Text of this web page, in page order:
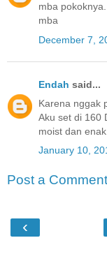
mba
mba
December 7,
Endah said...
Karena nggak
Aku set di 160
moist dan
January 10,
Post a Comment
‹